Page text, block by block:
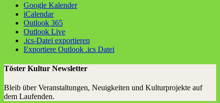
Google Kalender
iCalendar
Outlook 365
Outlook Live
.ics-Datei exportieren
Exportiere Outlook .ics Datei
Töster Kultur Newsletter
Bleib über Veranstaltungen, Neuigkeiten und Kulturprojekte auf
dem Laufenden.